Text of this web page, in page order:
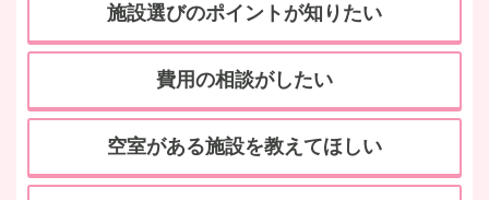
施設選びのポイントが知りたい
費用の相談がしたい
空室がある施設を教えてほしい